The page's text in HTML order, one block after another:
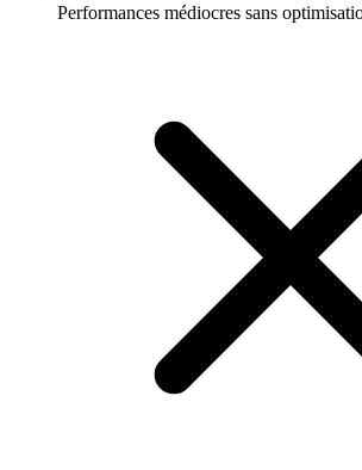
Performances médiocres sans